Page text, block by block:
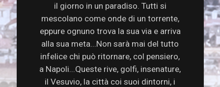
il giorno in un paradiso. Tutti si
mescolano come onde di un torrente,
eppure ognuno trova la sua via e arriva
alla sua meta...Non sarà mai del tutto
infelice chi può ritornare, col pensiero,
a Napoli...Queste rive, golfi, insenature,
il Vesuvio, la città coi suoi dintorni, i